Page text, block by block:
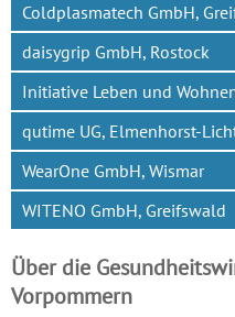
Coldplasmatech GmbH,
daisygrip GmbH, Rostock
Initiative Leben und
qutime UG, Elmenhorst-
WearOne GmbH, Wismar
WITENO GmbH, Greifswald
Über die
Vorpommern